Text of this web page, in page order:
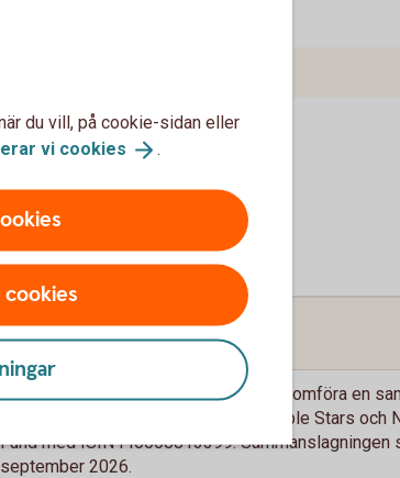
som
Brev och bilagor
Nordea Fonder AB har beslutat att genomföra en
fonderna, Nordea Innovation Sustainable Stars och
Fund med ISIN FI0008813399. Sammanslagningen
september 2026.
du vill, på cookie-sidan eller
vi cookies .
cookies